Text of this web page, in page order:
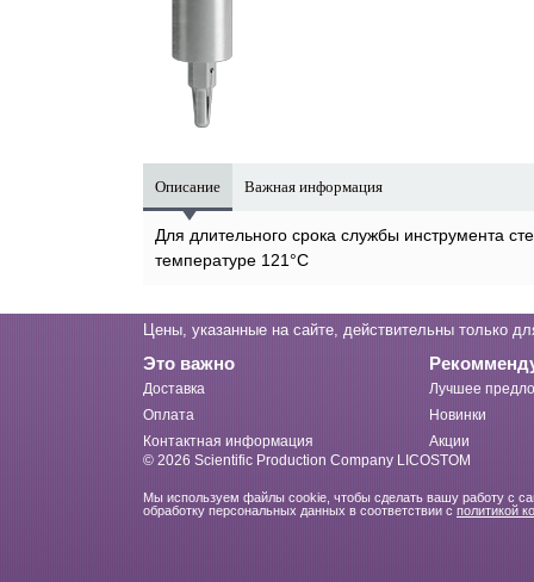
Описание Важная информация
Для длительного срока службы инструмента
температуре 121°C
Цены, указанные на сайте, действительны только
Это важно
Доставка
Оплата
Контактная информация
Лучшее
Новинки
Акции
© 2026 Scientific Production Company LICOSTOM
Мы используем файлы cookie, чтобы сделать вашу работу с
обработку персональных данных в соответствии с политикой